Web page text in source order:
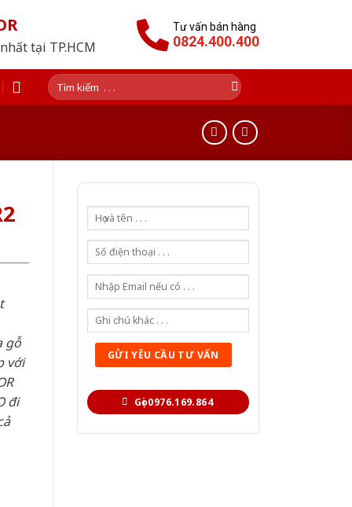
tại TP.HCM
Tư vấn bán hàng
0824.400.400
Tìm
kiếm:
Gọi 0976.169.864
gỗ
với
đi